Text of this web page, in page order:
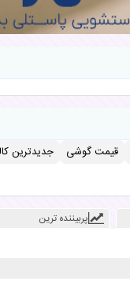
قیمت گوشی جدیدترین کالکشن 2026
پربیننده ترین